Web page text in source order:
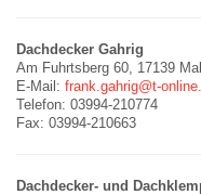
Dachdecker Gahrig
Am Fuhrtsberg 60, 17139
E-Mail: frank.gahrig@t-
Telefon: 03994-210774
Fax: 03994-210663
Dachdecker- und